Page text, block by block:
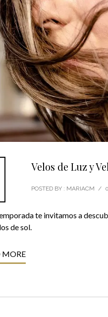
Velos de Luz y
POSTED BY : MARIACM /
te invitamos a
de sol.
MORE